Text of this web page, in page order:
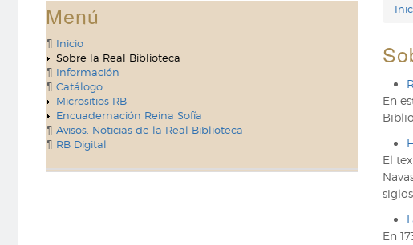
Menú
Inicio
Sobre la Real Biblioteca
Información
Catálogo
Micrositios RB
Encuadernación Reina Sofía
Avisos. Noticias de la Real Biblioteca
RB Digital
En
El
En